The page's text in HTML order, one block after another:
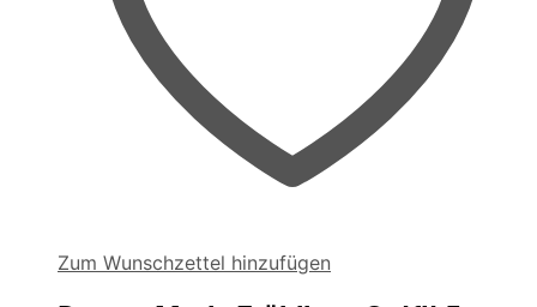
Zum Wunschzettel hinzufügen